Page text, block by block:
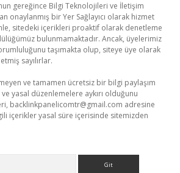
gereğince Bilgi Teknolojileri ve İletişim
onaylanmış bir Yer Sağlayıcı olarak hizmet
sitedeki içerikleri proaktif olarak denetleme
bulunmamaktadır. Ancak, üyelerimiz
taşımakta olup, siteye üye olarak
sayılırlar.
ve tamamen ücretsiz bir bilgi paylaşım
yasal düzenlemelere aykırı olduğunu
backlinkpanelicomtr@gmail.com adresine
içerikler yasal süre içerisinde sitemizden